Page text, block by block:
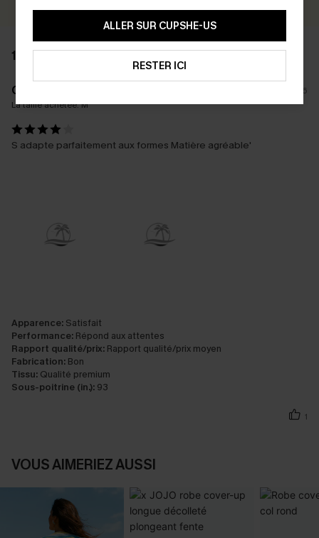
1 AVIS
G****u
09/03/2026
La taille achetée:M
S adapte parfaitement aux formes Matière agréable'
Apparence: Satisfait
Performance: Répond aux attentes
Rapport qualité/prix: Rapport qualité/prix moyen
Fabrication: Bon
Tissu: Qualité premium
Sous-poitrine (in.): 93
1
VOUS AIMERIEZ AUSSI
ALLER SUR CUPSHE-US
RESTER ICI